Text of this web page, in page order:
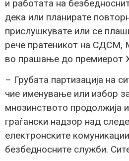
и работата на
дека или планирате
прислушкувате или се
рече пратеникот на СДСМ,
во прашање до премиерот
– Грубата партизација на
чие именување или избор
мнозинството продолжија
граѓански надзор над
електронските
безбедносните служби.